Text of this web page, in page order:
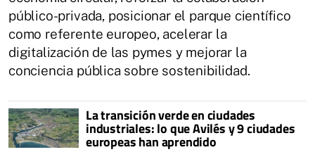
público-privada, posicionar el parque científico
como referente europeo, acelerar la
digitalización de las pymes y mejorar la
conciencia pública sobre sostenibilidad.
La transición verde en ciudades
industriales: lo que Avilés y 9 ciudades
europeas han aprendido